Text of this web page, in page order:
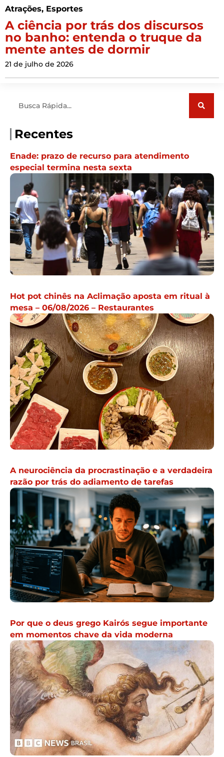
Atrações, Esportes
A ciência por trás dos discursos
no banho: entenda o truque da
mente antes de dormir
21 de julho de 2026
Recentes
Enade: prazo de recurso para atendimento
especial termina nesta sexta
Hot pot chinês na Aclimação aposta em ritual à
mesa – 06/08/2026 – Restaurantes
A neurociência da procrastinação e a verdadeira
razão por trás do adiamento de tarefas
Por que o deus grego Kairós segue importante
em momentos chave da vida moderna